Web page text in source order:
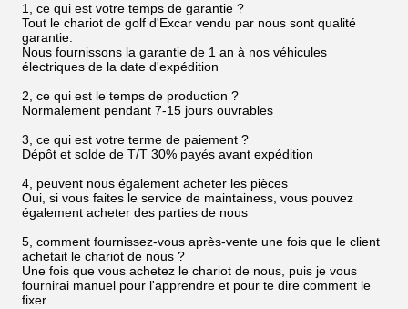
1, ce qui est votre temps de garantie ?
Tout le chariot de golf d'Excar vendu par nous sont qualité
garantie.
Nous fournissons la garantie de 1 an à nos véhicules
électriques de la date d'expédition
2, ce qui est le temps de production ?
Normalement pendant 7-15 jours ouvrables
3, ce qui est votre terme de paiement ?
Dépôt et solde de T/T 30% payés avant expédition
4, peuvent nous également acheter les pièces
Oui, si vous faites le service de maintainess, vous pouvez
également acheter des parties de nous
5, comment fournissez-vous après-vente une fois que le client
achetait le chariot de nous ?
Une fois que vous achetez le chariot de nous, puis je vous
fournirai manuel pour l'apprendre et pour te dire comment le
fixer.